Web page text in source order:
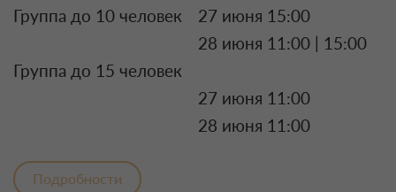
Группа до 10 человек
27 июня 15:00
28 июня 11:00 | 15:00
Группа до 15 человек
27 июня 11:00
28 июня 11:00
Подробности